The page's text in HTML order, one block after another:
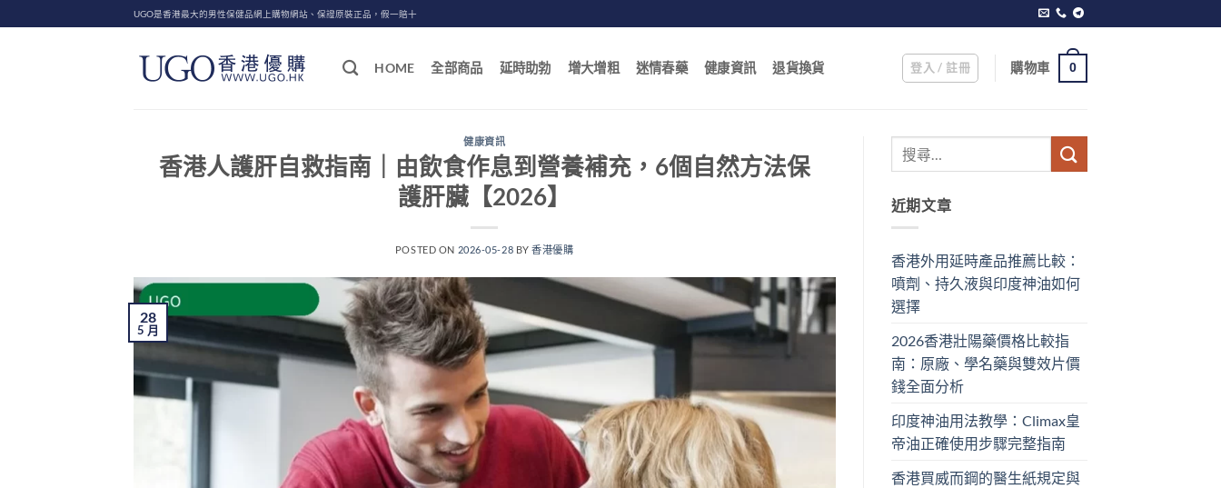
to
UGO是香港最大的男性保健品網上購物網站、保證原裝正品，假一賠十
HOME 全部商品 延時助勃 增大增粗 迷情春藥 健康資訊 退貨換貨 登入 / 註冊 購物車 0
健康資訊
香港人護肝自救指南｜由飲食作息到營養補充，6個自然方法保
護肝臟【2026】
POSTED ON 2026-05-28 BY香港優購
28
5 月
近期文章
香港外用延時產品推薦比較：
噴劑、持久液與印度神油如何
選擇
2026香港壯陽藥價格比較指
南：原廠、學名藥與雙效片價
錢全面分析
印度神油用法教學：Climax皇
帝油正確使用步驟完整指南
香港買威而鋼的醫生紙規定與